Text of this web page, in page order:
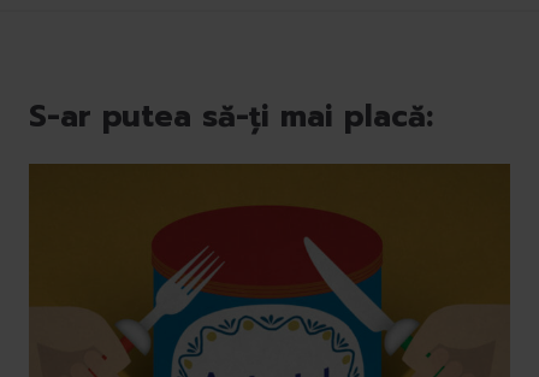
S-ar putea să-ți mai placă: